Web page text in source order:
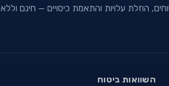
הוזלת עלויות והתאמת כיסויים — חינם וללא
השוואות ביטוח